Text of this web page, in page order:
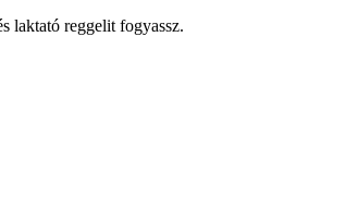
laktató reggelit fogyassz.